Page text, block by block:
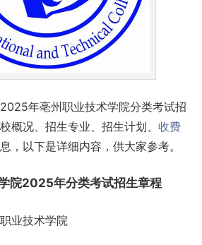
年亳州职业技术学院分类考试招
概况、招生专业、招生计划、 收费
，以下是详细内容，供大家参考。
院2025年分类考试招生章程
业技术学院